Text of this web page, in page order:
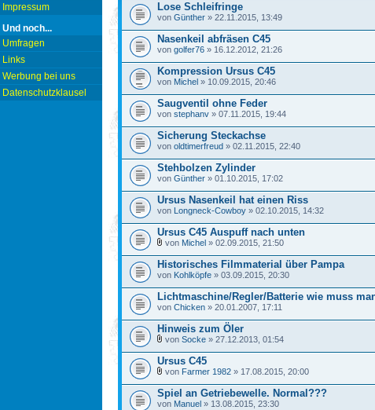
Impressum
Und noch...
Umfragen
Links
Werbung bei uns
Datenschutzklausel
Lose Schleifringe
von Günther » 22.11.2015, 13:49
Nasenkeil abfräsen C45
von golfer76 » 16.12.2012, 21:26
Kompression Ursus C45
von Michel » 10.09.2015, 20:46
Saugventil ohne Feder
von stephanv » 07.11.2015, 19:44
Sicherung Steckachse
von oldtimerfreud » 02.11.2015, 22:40
Stehbolzen Zylinder
von Günther » 01.10.2015, 17:02
Ursus Nasenkeil hat einen Riss
von Longneck-Cowboy » 02.10.2015, 14:32
Ursus C45 Auspuff nach unten
von Michel » 02.09.2015, 21:50
Historisches Filmmaterial über Pampa
von Kohlköpfe » 03.09.2015, 20:30
Lichtmaschine/Regler/Batterie wie muss
von Chicken » 20.01.2007, 17:11
Hinweis zum Öler
von Socke » 27.12.2013, 01:54
Ursus C45
von Farmer 1982 » 17.08.2015, 20:00
Spiel an Getriebewelle. Normal???
von Manuel » 13.08.2015, 23:30